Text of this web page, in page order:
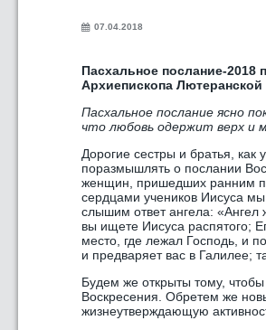
07.04.2018
Пасхальное послание-
Архиепископа
Пасхальное послание ясно
что любовь одержит верх и
Дорогие сестры и братья,
поразмышлять о послании
женщин, пришедших ранним
сердцами учеников Иисуса
слышим ответ ангела: «Ангел
вы ищете Иисуса распятого;
место, где лежал Господь, и
и предваряет вас в Галилее;
Будем же открыты тому,
Воскресения. Обретем же
жизнеутверждающую